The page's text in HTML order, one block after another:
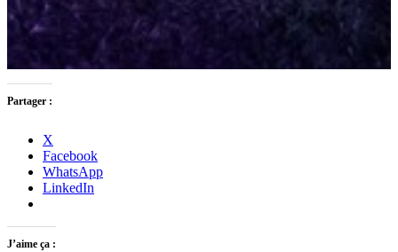
Partager :
X
Facebook
WhatsApp
LinkedIn
J’aime ça :